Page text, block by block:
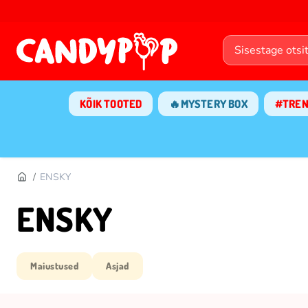
KÕIK TOOTED 🔥MYSTERY BOX
ENSKY
ENSKY
Maiustused Asjad